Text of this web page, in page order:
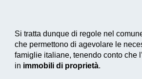
Si tratta dunque di regole nel
che permettono di agevolare le
famiglie italiane, tenendo conto che
in immobili di proprietà.